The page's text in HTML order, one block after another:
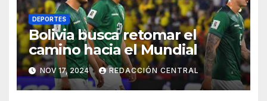
DEPORTES
Bolivia busca retomar el
camino hacia el Mundial
NOV 17, 2024 REDACCIÓN CENTRAL